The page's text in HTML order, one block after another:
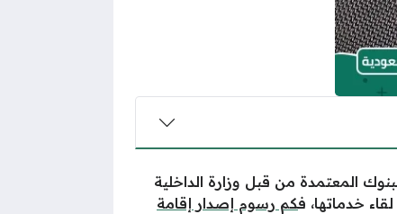
المعتمدة من قبل وزارة الداخلية
خدماتها، فكم رسوم إصدار إقامة